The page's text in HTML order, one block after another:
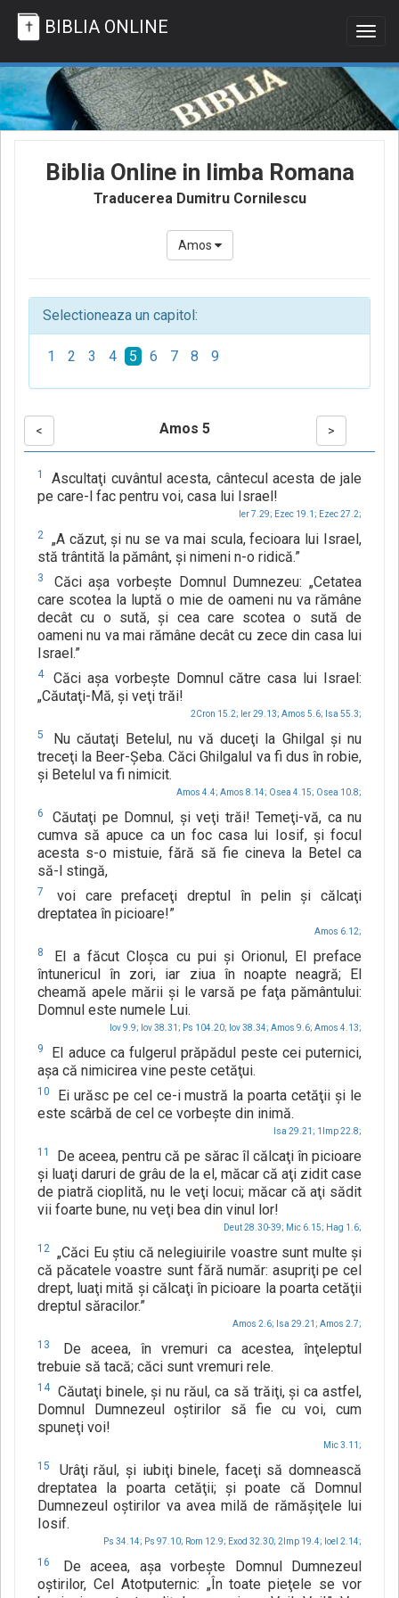
BIBLIA ONLINE
Biblia Online in limba Romana
Traducerea Dumitru Cornilescu
Amos
Selectioneaza un capitol:
1 2 3 4 5 6 7 8 9
< Amos 5 >
1
Ascultaţi cuvântul acesta, cântecul acesta de jale
pe care-l fac pentru voi, casa lui Israel!
Ier 7.29; Ezec 19.1; Ezec 27.2;
2
„A căzut, şi nu se va mai scula, fecioara lui Israel,
stă trântită la pământ, şi nimeni n-o ridică.”
3
Căci aşa vorbeşte Domnul Dumnezeu: „Cetatea
care scotea la luptă o mie de oameni nu va rămâne
decât cu o sută, şi cea care scotea o sută de
oameni nu va mai rămâne decât cu zece din casa lui
Israel.”
4
Căci aşa vorbeşte Domnul către casa lui Israel:
„Căutaţi-Mă, şi veţi trăi!
2Cron 15.2; Ier 29.13; Amos 5.6; Isa 55.3;
5
Nu căutaţi Betelul, nu vă duceţi la Ghilgal şi nu
treceţi la Beer-Şeba. Căci Ghilgalul va fi dus în robie,
şi Betelul va fi nimicit.
Amos 4.4; Amos 8.14; Osea 4.15; Osea 10.8;
6
Căutaţi pe Domnul, şi veţi trăi! Temeţi-vă, ca nu
cumva să apuce ca un foc casa lui Iosif, şi focul
acesta s-o mistuie, fără să fie cineva la Betel ca
să-l stingă,
7
voi care prefaceţi dreptul în pelin şi călcaţi
dreptatea în picioare!”
Amos 6.12;
8
El a făcut Cloşca cu pui şi Orionul, El preface
întunericul în zori, iar ziua în noapte neagră; El
cheamă apele mării şi le varsă pe faţa pământului:
Domnul este numele Lui.
Iov 9.9; Iov 38.31; Ps 104.20; Iov 38.34; Amos 9.6; Amos 4.13;
9
El aduce ca fulgerul prăpădul peste cei puternici,
aşa că nimicirea vine peste cetăţui.
10
Ei urăsc pe cel ce-i mustră la poarta cetăţii şi le
este scârbă de cel ce vorbeşte din inimă.
Isa 29.21; 1Imp 22.8;
11
De aceea, pentru că pe sărac îl călcaţi în picioare
şi luaţi daruri de grâu de la el, măcar că aţi zidit case
de piatră cioplită, nu le veţi locui; măcar că aţi sădit
vii foarte bune, nu veţi bea din vinul lor!
Deut 28.30-39; Mic 6.15; Hag 1.6;
12 „Căci Eu ştiu că nelegiuirile voastre sunt multe şi
că păcatele voastre sunt fără număr: asupriţi pe cel
drept, luaţi mită şi călcaţi în picioare la poarta cetăţii
dreptul săracilor.”
Amos 2.6; Isa 29.21; Amos 2.7;
13
De aceea, în vremuri ca acestea, înţeleptul
trebuie să tacă; căci sunt vremuri rele.
14
Căutaţi binele, şi nu răul, ca să trăiţi, şi ca astfel,
Domnul Dumnezeul oştirilor să fie cu voi, cum
spuneţi voi!
Mic 3.11;
15
Urâţi răul, şi iubiţi binele, faceţi să domnească
dreptatea la poarta cetăţii; şi poate că Domnul
Dumnezeul oştirilor va avea milă de rămăşiţele lui
Iosif.
Ps 34.14; Ps 97.10; Rom 12.9; Exod 32.30; 2Imp 19.4; Ioel 2.14;
16
De aceea, aşa vorbeşte Domnul Dumnezeul
oştirilor, Cel Atotputernic: „În toate pieţele se vor